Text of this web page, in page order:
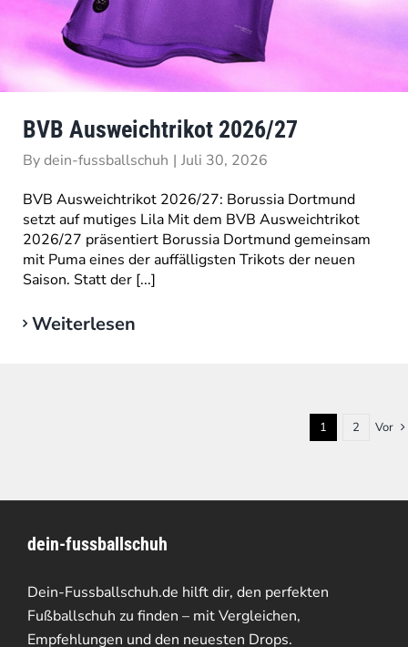
BVB Ausweichtrikot 2026/27
Bydein-fussballschuh | Juli 30, 2026
BVB Ausweichtrikot 2026/27: Borussia Dortmund
setzt auf mutiges Lila Mit dem BVB Ausweichtrikot
2026/27 präsentiert Borussia Dortmund gemeinsam
mit Puma eines der auffälligsten Trikots der neuen
Saison. Statt der [...]
Weiterlesen
1 2 Vor
dein-fussballschuh
Dein-Fussballschuh.de hilft dir, den perfekten
Fußballschuh zu finden – mit Vergleichen,
Empfehlungen und den neuesten Drops.